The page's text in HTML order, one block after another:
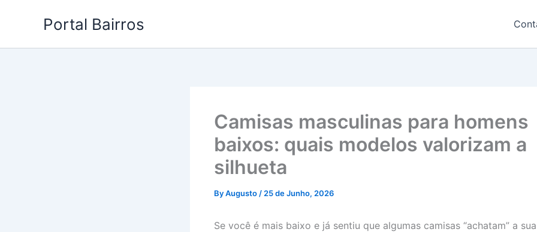
Portal Bairros
Camisas masculinas para homens
baixos: quais modelos valorizam a
silhueta
ByAugusto / 25 de Junho, 2026
Se você é mais baixo e já sentiu que algumas camisas “achatam” a